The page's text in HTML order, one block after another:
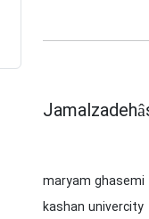
maryam ghasemi
kashan univercity